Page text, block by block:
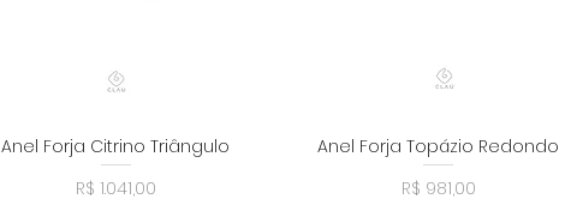
Visualização rápida
Anel Forja Citrino Triângulo
Preço
R$ 1.041,00
Visualização rápida
Anel Forja Topázio Redondo
Preço
R$ 981,00